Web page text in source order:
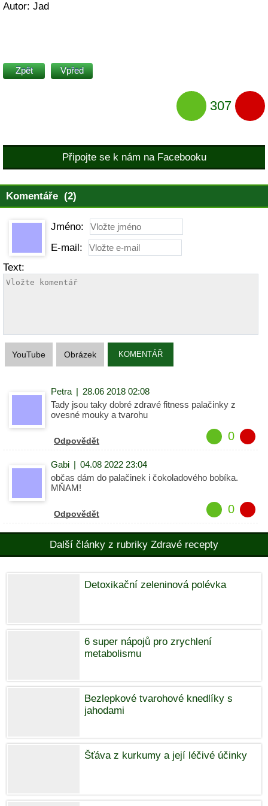
Autor: Jad
Zpět Vpřed
307
Připojte se k nám na Facebooku
Komentáře (2)
Jméno:
E-mail:
Text:
YouTube Obrázek KOMENTÁŘ
Petra | 28.06 2018 02:08
Tady jsou taky dobré zdravé fitness palačinky z
ovesné mouky a tvarohu
Odpovědět 0
Gabi | 04.08 2022 23:04
občas dám do palačinek i čokoladového bobíka.
MŇAM!
Odpovědět 0
Další články z rubriky Zdravé recepty
Detoxikační zeleninová polévka
6 super nápojů pro zrychlení
metabolismu
Bezlepkové tvarohové knedlíky s
jahodami
Šťáva z kurkumy a její léčivé účinky